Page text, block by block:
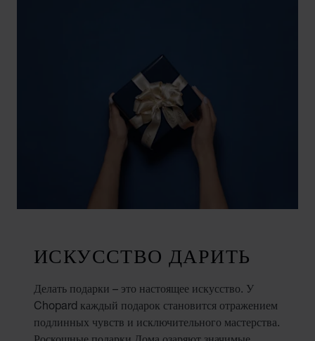
ИСКУССТВО ДАРИТЬ
Делать подарки – это настоящее искусство. У
Chopard каждый подарок становится отражением
подлинных чувств и исключительного мастерства.